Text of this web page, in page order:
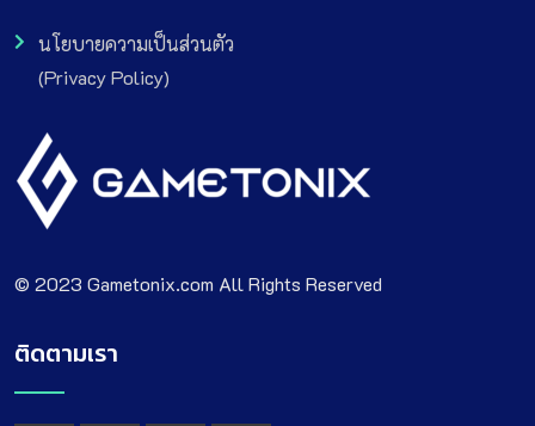
นโยบายความเป็นส่วนตัว
(Privacy Policy)
© 2023 Gametonix.com All Rights Reserved
ติดตามเรา